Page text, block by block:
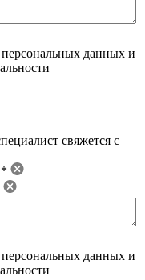
персональных данных и
свяжется с
персональных данных и